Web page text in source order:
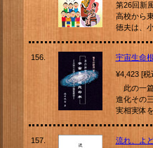
第26回新
高校から
徳夫は、
156.
宇宙生命
¥4,423 [
此の一篇
進化その
実相実体
157.
流れ、よ